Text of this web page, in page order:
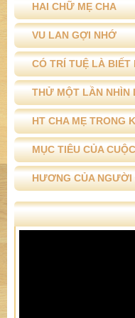
HAI CHỮ MẸ CHA
VU LAN GỢI NHỚ
CÓ TRÍ TUỆ LÀ BIẾT
THỬ MỘT LẦN NHÌN
HT CHA MẸ TRONG
MỤC TIÊU CỦA
HƯƠNG CỦA